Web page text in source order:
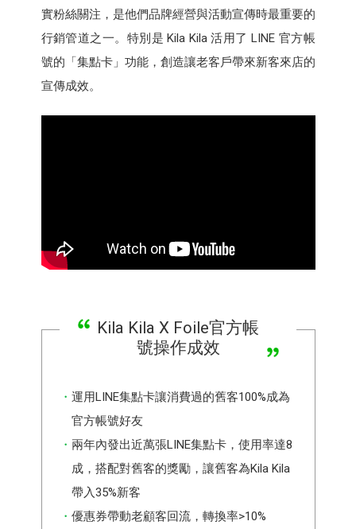
實粉絲關注，是他們品牌經營與活動宣傳時最重要的
行銷管道之一。特別是 Kila Kila 活用了 LINE 官方帳
號的「集點卡」功能，創造讓老客戶帶來新客來店的
宣傳成效。
Kila Kila X Foile官方帳
號操作成效
運用LINE集點卡讓消費過的舊客100%成為
官方帳號好友
兩年內發出近萬張LINE集點卡，使用率達8
成，搭配對舊客的獎勵，讓舊客為Kila Kila
帶入35%新客
優惠券帶動老顧客回流，轉換率>10%